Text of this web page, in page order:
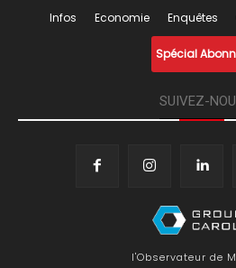
Infos Economie Enquêtes
Spécial
SUIVEZ-
l'Observateur de